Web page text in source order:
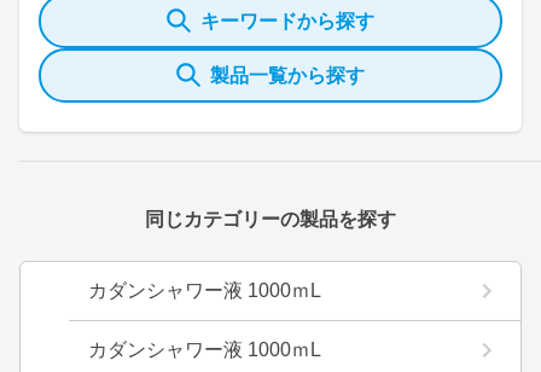
キーワードから探す
製品一覧から探す
同じカテゴリーの製品を探す
カダンシャワー液 1000ｍL
カダンシャワー液 1000ｍL